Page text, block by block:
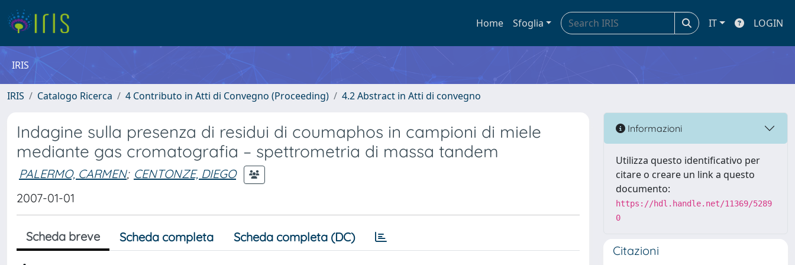
Home Sfoglia IT LOGIN
IRIS
IRIS Catalogo Ricerca 4 Contributo in Atti di Convegno (Proceeding) 4.2 Abstract in Atti di convegno
Indagine sulla presenza di residui di coumaphos in campioni di miele
mediante gas cromatografia – spettrometria di massa tandem
PALERMO, CARMEN; CENTONZE, DIEGO
2007-01-01
Scheda breve Scheda completa Scheda completa (DC)
Informazioni
Utilizza questo identificativo per
citare o creare un link a questo
documento:
https://hdl.handle.net/11369/5289
0
Citazioni